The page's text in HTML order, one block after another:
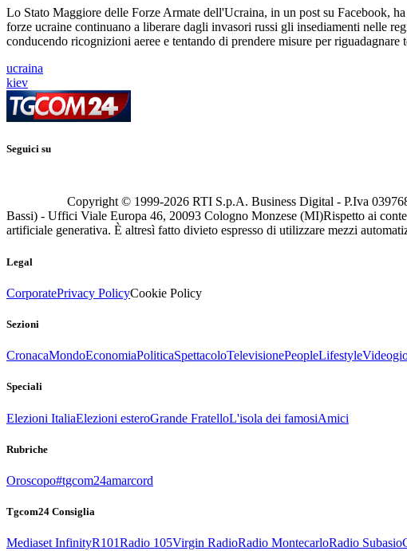
Lo Stato Maggiore delle Forze Armate dell'Ucraina, in un post su Facebook,
forze ucraine continuano a liberare dagli invasori russi gli insediamenti nelle
conducendo ricognizioni aeree e tentando di prendere misure per riguadagnare
ucraina
kiev
Seguici su
Copyright © 1999-2026 RTI S.p.A. Business Digital - P.Iva
Bassi) - Uffici Viale Europa 46, 20093 Cologno Monzese (MI)Rispetto ai
artificiale generativa. È altresì fatto divieto espresso di utilizzare mezzi
Legal
CorporatePrivacy PolicyCookie Policy
Sezioni
CronacaMondoEconomiaPoliticaSpettacoloTelevisionePeopleLifestyle
Speciali
Elezioni ItaliaElezioni esteroGrande FratelloL'isola dei famosiAmici
Rubriche
Oroscopo#tgcom24amarcord
Tgcom24 Consiglia
Mediaset InfinityR101Radio 105Virgin RadioRadio MontecarloRadio Subasio